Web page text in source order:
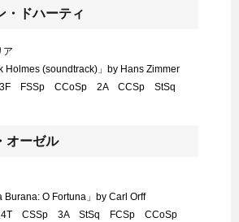
・ドハーティ
ア
Holmes (soundtrack)」by Hans Zimmer
3F FSSp CCoSp 2A CCSp StSq
オーゼル
Burana: O Fortuna」by Carl Orff
4T CSSp 3A StSq FCSp CCoSp